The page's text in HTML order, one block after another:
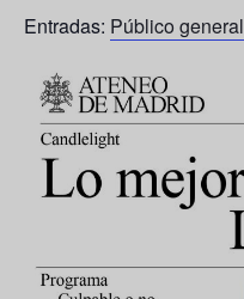
Entradas: Público general